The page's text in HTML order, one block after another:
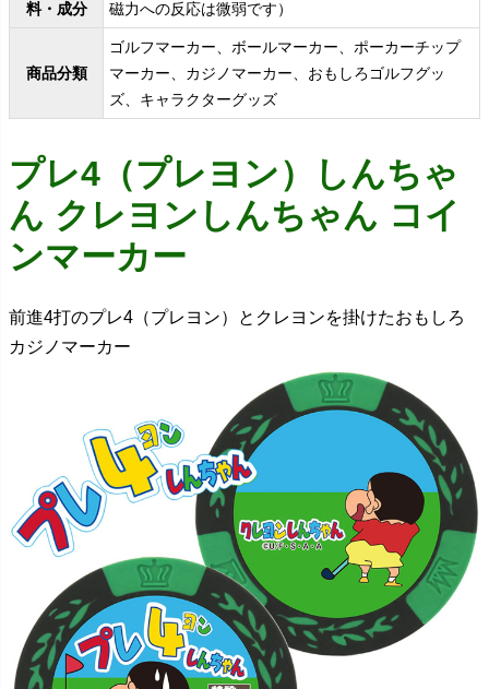
料・成分
磁力への反応は微弱です）
商品分類
ゴルフマーカー、ボールマーカー、ポーカーチップ
マーカー、カジノマーカー、おもしろゴルフグッ
ズ、キャラクターグッズ
プレ4（プレヨン）しんちゃ
ん クレヨンしんちゃん コイ
ンマーカー
前進4打のプレ4（プレヨン）とクレヨンを掛けたおもしろ
カジノマーカー